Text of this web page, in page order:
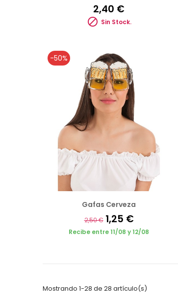
2,40 €
 Sin Stock.
-50%
Gafas Cerveza
2,50 € 1,25 €
Recibe entre 11/08 y 12/08
Mostrando 1-28 de 28 artículo(s)